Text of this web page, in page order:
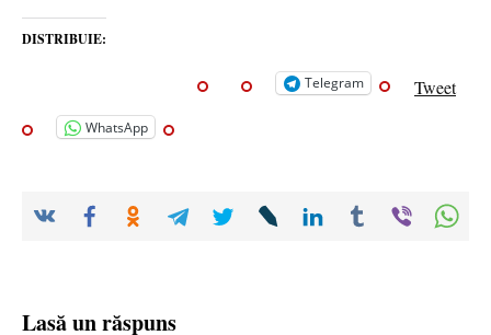
DISTRIBUIE:
Telegram Tweet
WhatsApp
Lasă un răspuns